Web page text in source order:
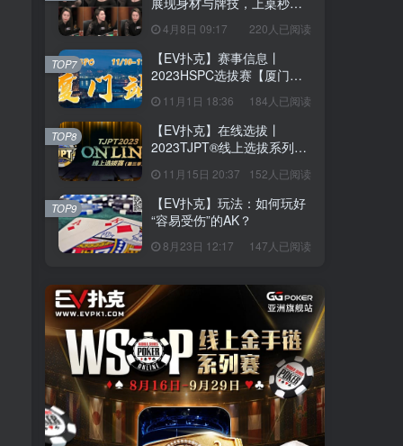
4月8日 09:17 220人已阅读
【EV扑克】赛事信息丨
2023HSPC选拔赛【厦门
站】详细赛程赛制发布（11
月10日-15日）
11月1日 18:36 184人已阅读
TOP7
【EV扑克】在线选拔丨
2023TJPT®线上选拔系列赛
正式开启！
11月15日 20:37 152人已阅读
TOP8
【EV扑克】玩法：如何玩好
“容易受伤”的AK？
8月23日 12:17 147人已阅读
TOP9